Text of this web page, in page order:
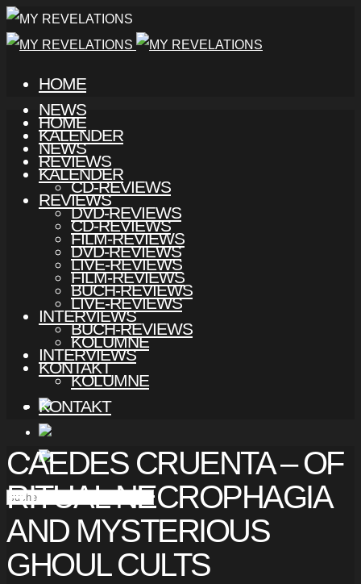
HOME
NEWS
KALENDER
REVIEWS
CD-REVIEWS
DVD-REVIEWS
FILM-REVIEWS
LIVE-REVIEWS
BUCH-REVIEWS
INTERVIEWS
KOLUMNE
KONTAKT
HOME
NEWS
KALENDER
REVIEWS
CD-REVIEWS
DVD-REVIEWS
FILM-REVIEWS
LIVE-REVIEWS
BUCH-REVIEWS
INTERVIEWS
KOLUMNE
KONTAKT
CAEDES CRUENTA – OF
RITUAL NECROPHAGIA
AND MYSTERIOUS
GHOUL CULTS